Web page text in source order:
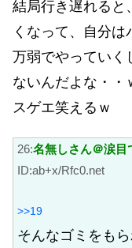
結局行き遅れると
くなって、自分は
万弱でやっていく
ないんだよな・・
スゲエ笑えるｗ
26:名無しさん＠涙目
ID:ab+x/Rfc0.net
>>19
そんなゴミをも